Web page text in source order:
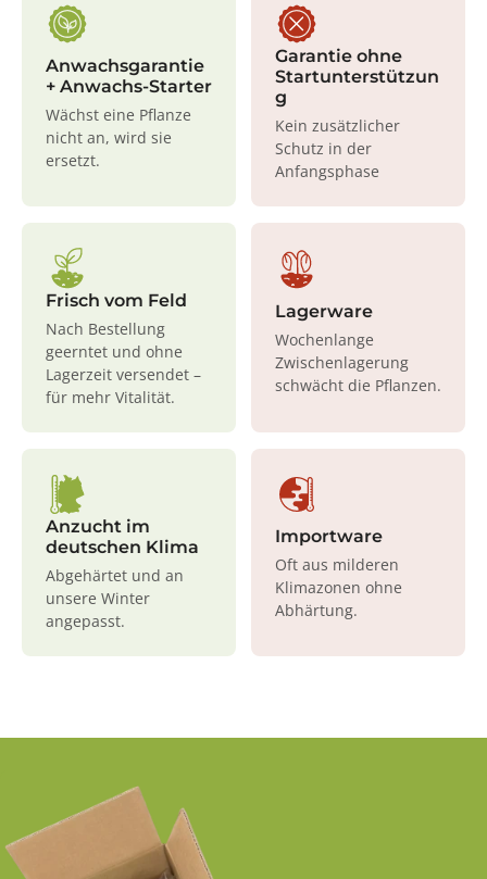
Anwachsgarantie
+ Anwachs-Starter
Wächst eine Pflanze
nicht an, wird sie
ersetzt.
Garantie ohne
Startunterstützun
g
Kein zusätzlicher
Schutz in der
Anfangsphase
Frisch vom Feld
Nach Bestellung
geerntet und ohne
Lagerzeit versendet –
für mehr Vitalität.
Lagerware
Wochenlange
Zwischenlagerung
schwächt die Pflanzen.
Anzucht im
deutschen Klima
Abgehärtet und an
unsere Winter
angepasst.
Importware
Oft aus milderen
Klimazonen ohne
Abhärtung.